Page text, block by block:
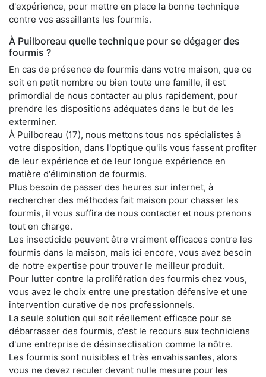
d'expérience, pour mettre en place la bonne technique
contre vos assaillants les fourmis.
À Puilboreau quelle technique pour se dégager des
fourmis ?
En cas de présence de fourmis dans votre maison, que ce
soit en petit nombre ou bien toute une famille, il est
primordial de nous contacter au plus rapidement, pour
prendre les dispositions adéquates dans le but de les
exterminer.
À Puilboreau (17), nous mettons tous nos spécialistes à
votre disposition, dans l'optique qu'ils vous fassent profiter
de leur expérience et de leur longue expérience en
matière d'élimination de fourmis.
Plus besoin de passer des heures sur internet, à
rechercher des méthodes fait maison pour chasser les
fourmis, il vous suffira de nous contacter et nous prenons
tout en charge.
Les insecticide peuvent être vraiment efficaces contre les
fourmis dans la maison, mais ici encore, vous avez besoin
de notre expertise pour trouver le meilleur produit.
Pour lutter contre la prolifération des fourmis chez vous,
vous avez le choix entre une prestation défensive et une
intervention curative de nos professionnels.
La seule solution qui soit réellement efficace pour se
débarrasser des fourmis, c'est le recours aux techniciens
d'une entreprise de désinsectisation comme la nôtre.
Les fourmis sont nuisibles et très envahissantes, alors
vous ne devez reculer devant nulle mesure pour les